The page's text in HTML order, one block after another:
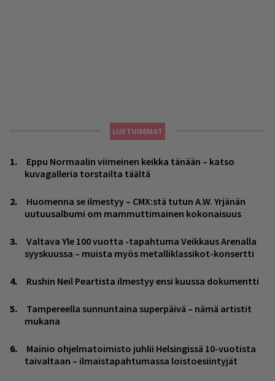
LUETUIMMAT
Eppu Normaalin viimeinen keikka tänään – katso
kuvagalleria torstailta täältä
Huomenna se ilmestyy – CMX:stä tutun A.W. Yrjänän
uutuusalbumi om mammuttimainen kokonaisuus
Valtava Yle 100 vuotta -tapahtuma Veikkaus Arenalla
syyskuussa – muista myös metalliklassikot-konsertti
Rushin Neil Peartista ilmestyy ensi kuussa dokumentti
Tampereella sunnuntaina superpäivä – nämä artistit
mukana
Mainio ohjelmatoimisto juhlii Helsingissä 10-vuotista
taivaltaan – ilmaistapahtumassa loistoesiintyjät